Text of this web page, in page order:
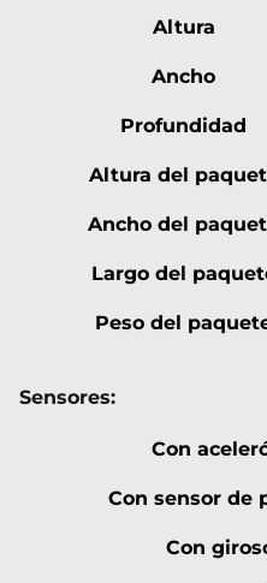
Altura
Ancho
Profundidad
Altura del
Ancho del
Largo del
Peso del
Sensores:
Con
Con sensor de
Con